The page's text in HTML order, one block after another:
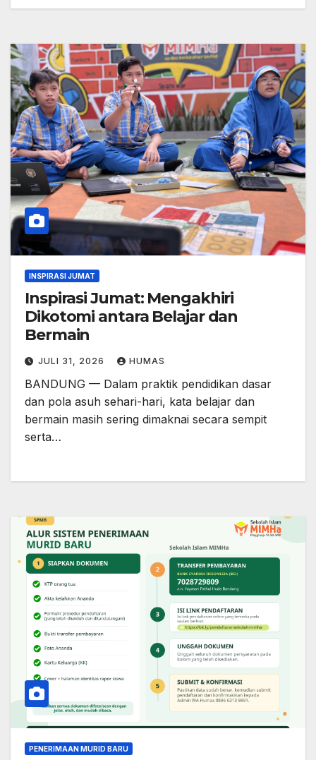
INSPIRASI JUMAT
Inspirasi Jumat: Mengakhiri
Dikotomi antara Belajar dan
Bermain
JULI 31, 2026 HUMAS
BANDUNG — Dalam praktik pendidikan dasar
dan pola asuh sehari-hari, kata belajar dan
bermain masih sering dimaknai secara sempit
serta…
PENERIMAAN MURID BARU